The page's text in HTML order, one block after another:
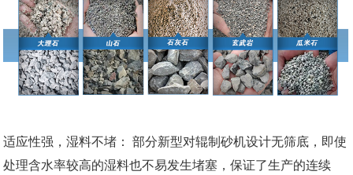
适应性强，湿料不堵： 部分新型对辊制砂机设计无筛底，即使
处理含水率较高的湿料也不易发生堵塞，保证了生产的连续